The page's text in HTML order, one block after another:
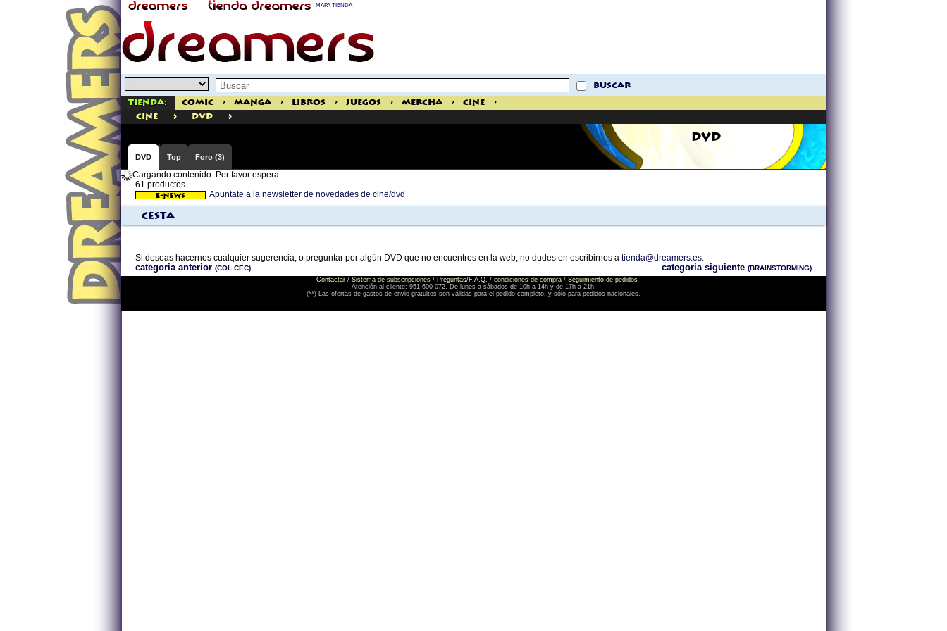
MAPA TIENDA
buscar
Tienda: Comic > Manga > Libros > Juegos > Mercha > Cine
>
cine
> dvd >
DVD
DVD Top Foro (3)
Cargando contenido. Por favor espera...
61 productos.
Apuntate a la newsletter de novedades de cine/dvd
Cesta
Si deseas hacernos cualquier sugerencia, o preguntar por algún DVD que no encuentres en la web, no dudes en escribirnos a tienda@dreamers.es.
categoria anterior (COL CEC) categoria siguiente (BRAINSTORMING)
Contactar / Sistema de subscripciones / Preguntas/F.A.Q. / condiciones de compra / Seguimiento de pedidos
Atención al cliente: 951 600 072. De lunes a sábados de 10h a 14h y de 17h a 21h.
(**) Las ofertas de gastos de envio gratuitos son válidas para el pedido completo, y sólo para pedidos nacionales.